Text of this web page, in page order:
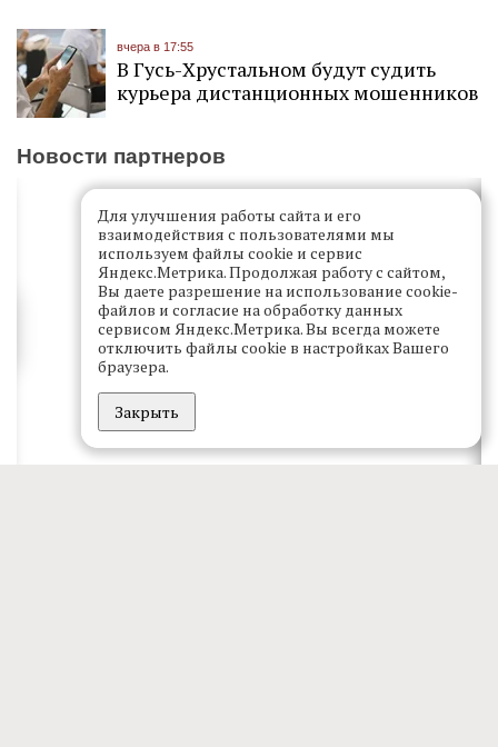
вчера в 17:55
В Гусь-Хрустальном будут судить
курьера дистанционных мошенников
Новости партнеров
Для улучшения работы сайта и его
взаимодействия с пользователями мы
используем файлы cookie и сервис
Яндекс.Метрика. Продолжая работу с сайтом,
Вы даете разрешение на использование cookie-
файлов и согласие на обработку данных
сервисом Яндекс.Метрика. Вы всегда можете
отключить файлы cookie в настройках Вашего
браузера.
Закрыть